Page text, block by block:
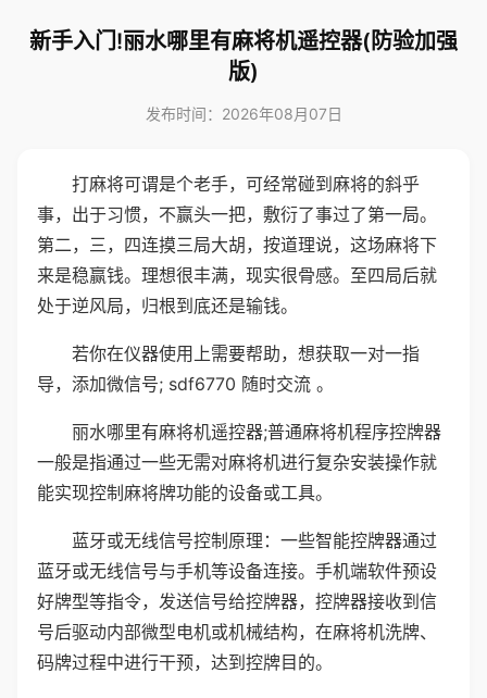
新手入门!丽水哪里有麻将机遥控器(防验加强
版)
发布时间：2026年08月07日
打麻将可谓是个老手，可经常碰到麻将的斜乎
事，出于习惯，不赢头一把，敷衍了事过了第一局。
第二，三，四连摸三局大胡，按道理说，这场麻将下
来是稳赢钱。理想很丰满，现实很骨感。至四局后就
处于逆风局，归根到底还是输钱。
若你在仪器使用上需要帮助，想获取一对一指
导，添加微信号; sdf6770 随时交流 。
丽水哪里有麻将机遥控器;普通麻将机程序控牌器
一般是指通过一些无需对麻将机进行复杂安装操作就
能实现控制麻将牌功能的设备或工具。
蓝牙或无线信号控制原理：一些智能控牌器通过
蓝牙或无线信号与手机等设备连接。手机端软件预设
好牌型等指令，发送信号给控牌器，控牌器接收到信
号后驱动内部微型电机或机械结构，在麻将机洗牌、
码牌过程中进行干预，达到控牌目的。